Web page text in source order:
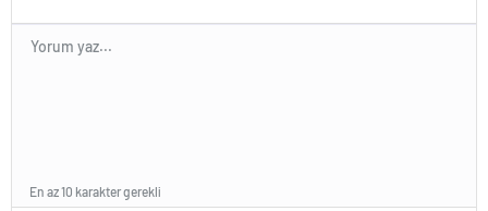
En az 10 karakter gerekli